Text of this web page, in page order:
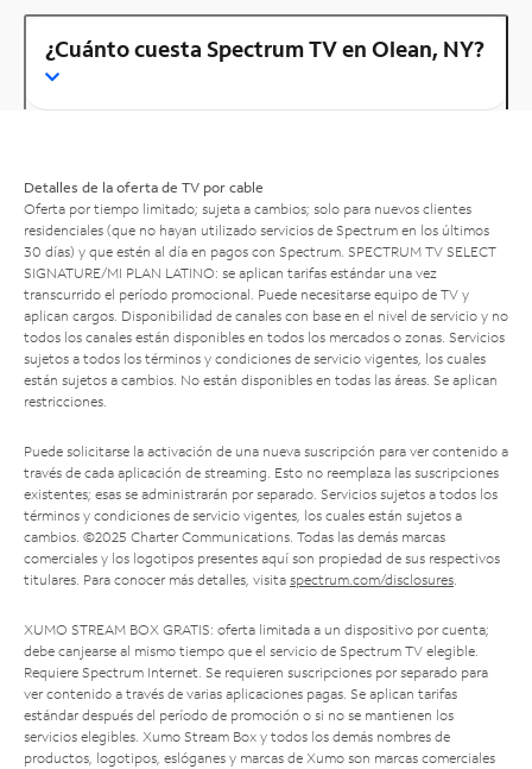
¿Cuánto cuesta Spectrum TV en Olean, NY?
Detalles de la oferta de TV por cable
Oferta por tiempo limitado; sujeta a cambios; solo para nuevos clientes
residenciales (que no hayan utilizado servicios de Spectrum en los últimos
30 días) y que estén al día en pagos con Spectrum. SPECTRUM TV SELECT
SIGNATURE/MI PLAN LATINO: se aplican tarifas estándar una vez
transcurrido el período promocional. Puede necesitarse equipo de TV y
aplican cargos. Disponibilidad de canales con base en el nivel de servicio y no
todos los canales están disponibles en todos los mercados o zonas. Servicios
sujetos a todos los términos y condiciones de servicio vigentes, los cuales
están sujetos a cambios. No están disponibles en todas las áreas. Se aplican
restricciones.
Puede solicitarse la activación de una nueva suscripción para ver contenido a
través de cada aplicación de streaming. Esto no reemplaza las suscripciones
existentes; esas se administrarán por separado. Servicios sujetos a todos los
términos y condiciones de servicio vigentes, los cuales están sujetos a
cambios. ©2025 Charter Communications. Todas las demás marcas
comerciales y los logotipos presentes aquí son propiedad de sus respectivos
titulares. Para conocer más detalles, visita spectrum.com/disclosures.
XUMO STREAM BOX GRATIS: oferta limitada a un dispositivo por cuenta;
debe canjearse al mismo tiempo que el servicio de Spectrum TV elegible.
Requiere Spectrum Internet. Se requieren suscripciones por separado para
ver contenido a través de varias aplicaciones pagas. Se aplican tarifas
estándar después del período de promoción o si no se mantienen los
servicios elegibles. Xumo Stream Box y todos los demás nombres de
productos, logotipos, eslóganes y marcas de Xumo son marcas comerciales